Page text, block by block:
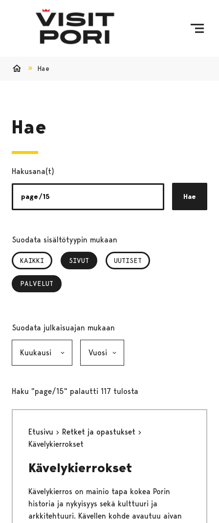
Hae
Hae
Hakusana(t)
Hae
Suodata sisältötyypin mukaan
KAIKKI SIVUT
, VALITTU UUTISET
PALVELUT
, VALITTU
Suodata julkaisuajan mukaan
Haku "page/15" palautti 117 tulosta
Etusivu
Retket ja opastukset
Kävelykierrokset
Kävelykierrokset
Kävelykierros on mainio tapa kokea Porin
historia ja nykyisyys sekä kulttuuri ja
arkkitehtuuri. Kävellen kohde avautuu aivan